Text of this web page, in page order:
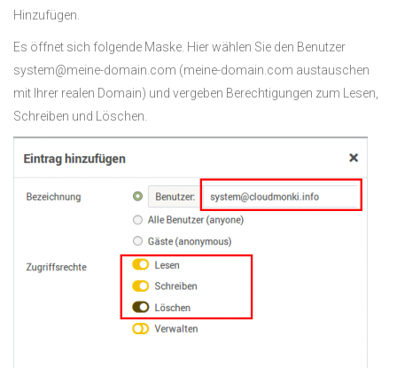
Hinzufügen.
Es öffnet sich folgende Maske. Hier wählen Sie den Benutzer
system@meine-domain.com (meine-domain.com austauschen
mit Ihrer realen Domain) und vergeben Berechtigungen zum Lesen,
Schreiben und Löschen.